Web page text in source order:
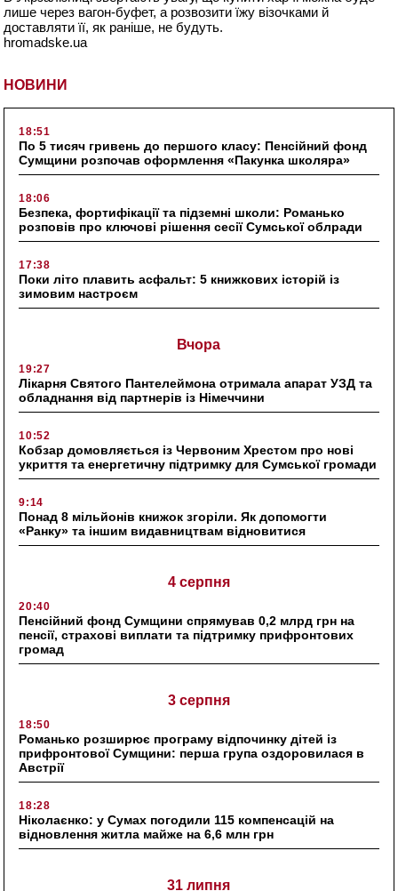
НОВИНИ
18:51
По 5 тисяч гривень до першого класу: Пенсійний фонд
Сумщини розпочав оформлення «Пакунка школяра»
18:06
Безпека, фортифікації та підземні школи: Романько
розповів про ключові рішення сесії Сумської облради
17:38
Поки літо плавить асфальт: 5 книжкових історій із
зимовим настроєм
Вчора
19:27
Лікарня Святого Пантелеймона отримала апарат УЗД та
обладнання від партнерів із Німеччини
10:52
Кобзар домовляється із Червоним Хрестом про нові
укриття та енергетичну підтримку для Сумської громади
9:14
Понад 8 мільйонів книжок згоріли. Як допомогти
«Ранку» та іншим видавництвам відновитися
4 серпня
20:40
Пенсійний фонд Сумщини спрямував 0,2 млрд грн на
пенсії, страхові виплати та підтримку прифронтових
громад
3 серпня
18:50
Романько розширює програму відпочинку дітей із
прифронтової Сумщини: перша група оздоровилася в
Австрії
18:28
Ніколаєнко: у Сумах погодили 115 компенсацій на
відновлення житла майже на 6,6 млн грн
31 липня
лише через вагон-буфет, а розвозити їжу візочками й
доставляти її, як раніше, не будуть.
hromadske.ua